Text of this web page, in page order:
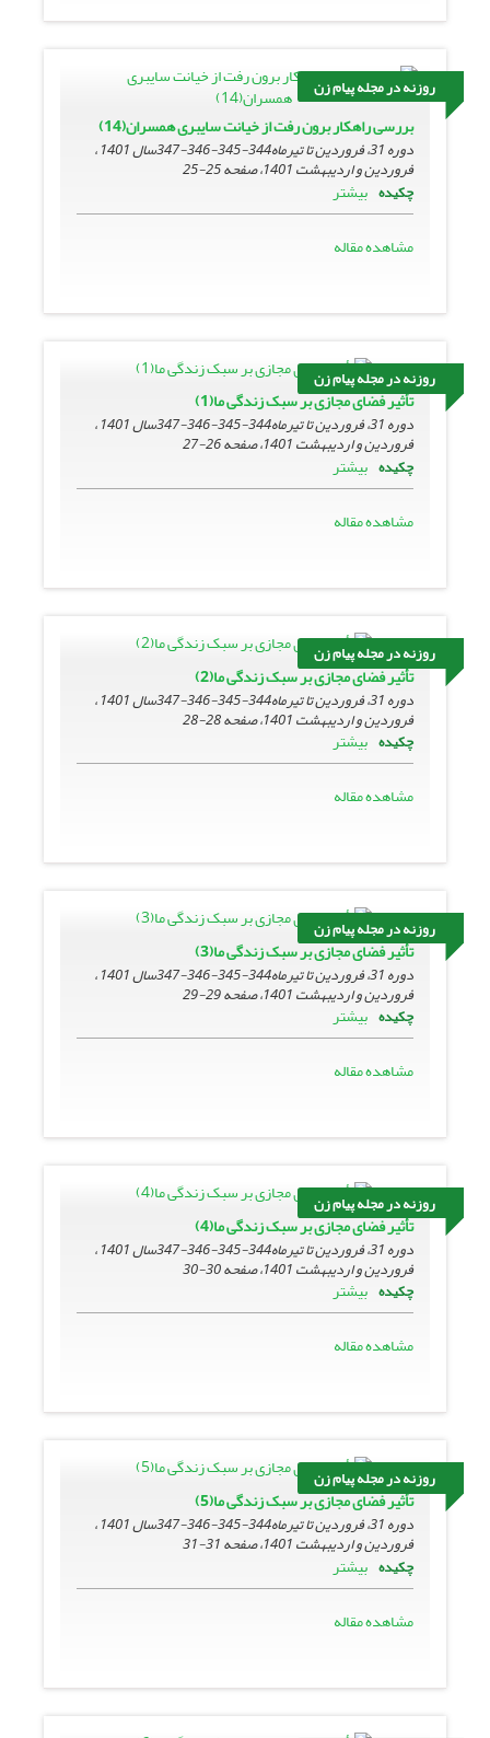
روزنه در مجله پیام زن
بررسی راهکار برون رفت از خیانت سایبری همسران(14)
دوره 31، فروردین تا تیرماه344-345-346-347سال 1401 ،
فروردین و اردیبهشت 1401، صفحه
25-25
چکیده بیشتر
مشاهده مقاله
روزنه در مجله پیام زن
تأثیر فضای مجازی بر سبک زندگی ما(1)
دوره 31، فروردین تا تیرماه344-345-346-347سال 1401 ،
فروردین و اردیبهشت 1401، صفحه
26-27
چکیده بیشتر
مشاهده مقاله
روزنه در مجله پیام زن
تأثیر فضای مجازی بر سبک زندگی ما(2)
دوره 31، فروردین تا تیرماه344-345-346-347سال 1401 ،
فروردین و اردیبهشت 1401، صفحه
28-28
چکیده بیشتر
مشاهده مقاله
روزنه در مجله پیام زن
تأثیر فضای مجازی بر سبک زندگی ما(3)
دوره 31، فروردین تا تیرماه344-345-346-347سال 1401 ،
فروردین و اردیبهشت 1401، صفحه
29-29
چکیده بیشتر
مشاهده مقاله
روزنه در مجله پیام زن
تأثیر فضای مجازی بر سبک زندگی ما(4)
دوره 31، فروردین تا تیرماه344-345-346-347سال 1401 ،
فروردین و اردیبهشت 1401، صفحه
30-30
چکیده بیشتر
مشاهده مقاله
روزنه در مجله پیام زن
تأثیر فضای مجازی بر سبک زندگی ما(5)
دوره 31، فروردین تا تیرماه344-345-346-347سال 1401 ،
فروردین و اردیبهشت 1401، صفحه
31-31
چکیده بیشتر
مشاهده مقاله